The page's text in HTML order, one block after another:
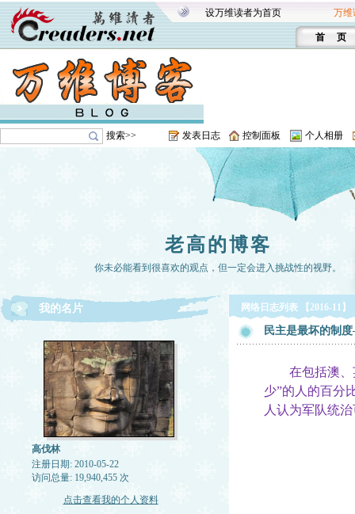
设万维读者为首页 万维
首 页
搜索>> 发表日志 控制面板 个人相册
老高的博客
你未必能看到很喜欢的观点，但一定会进入挑战性的视野。
我的名片
高伐林
注册日期: 2010-05-22
访问总量: 19,940,455 次
点击查看我的个人资料
网络日志列表 【2016-11】
民主是最坏的制
在包括澳、英
少”的人的百分
人认为军队统